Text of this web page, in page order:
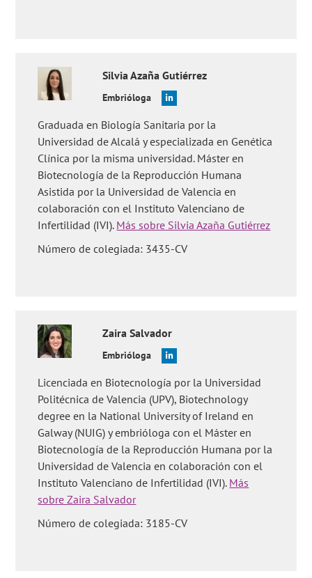
Silvia Azaña Gutiérrez
Embrióloga
Graduada en Biología Sanitaria por la
Universidad de Alcalá y especializada en Genética
Clínica por la misma universidad. Máster en
Biotecnología de la Reproducción Humana
Asistida por la Universidad de Valencia en
colaboración con el Instituto Valenciano de
Infertilidad (IVI). Más sobre Silvia Azaña Gutiérrez
Número de colegiada: 3435-CV
Zaira Salvador
Embrióloga
Licenciada en Biotecnología por la Universidad
Politécnica de Valencia (UPV), Biotechnology
degree en la National University of Ireland en
Galway (NUIG) y embrióloga con el Máster en
Biotecnología de la Reproducción Humana por la
Universidad de Valencia en colaboración con el
Instituto Valenciano de Infertilidad (IVI). Más
sobre Zaira Salvador
Número de colegiada: 3185-CV